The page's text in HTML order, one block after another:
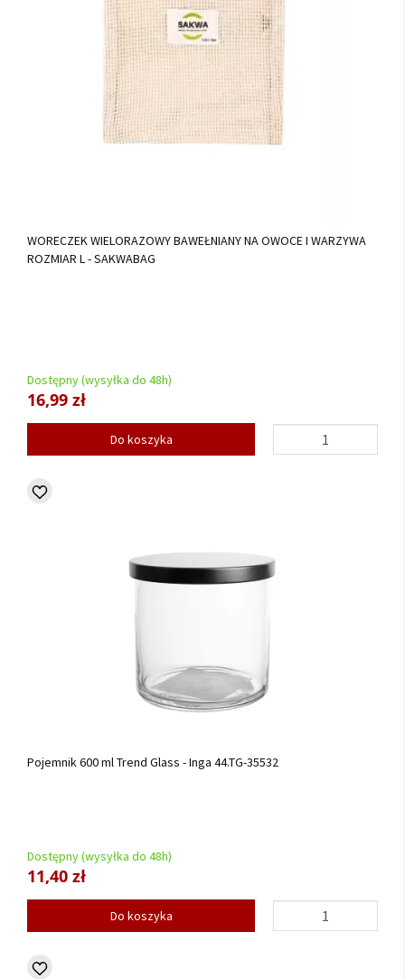
WORECZEK WIELORAZOWY BAWEŁNIANY NA OWOCE I WARZYWA
ROZMIAR L - SAKWABAG
Dostępny (wysyłka do 48h)
16,99 zł
Do koszyka
Pojemnik 600 ml Trend Glass - Inga 44.TG-35532
Dostępny (wysyłka do 48h)
11,40 zł
Do koszyka